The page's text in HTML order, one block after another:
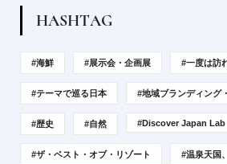
HASHTAG
#海鮮 #展示会・企画展 #一度は訪
#テーマで巡る日本 #地域ブランディング
#歴史 #自然 #Discover Japan Lab
#ザ・ベスト・オブ・リゾート #温泉天国